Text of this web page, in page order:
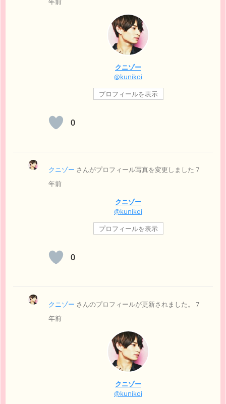
クニゾー
@kunikoi
プロフィールを表示
0
クニゾー さんがプロフィール写真を変更しました 7
年前
クニゾー
@kunikoi
プロフィールを表示
0
クニゾー さんのプロフィールが更新されました。 7
年前
クニゾー
@kunikoi